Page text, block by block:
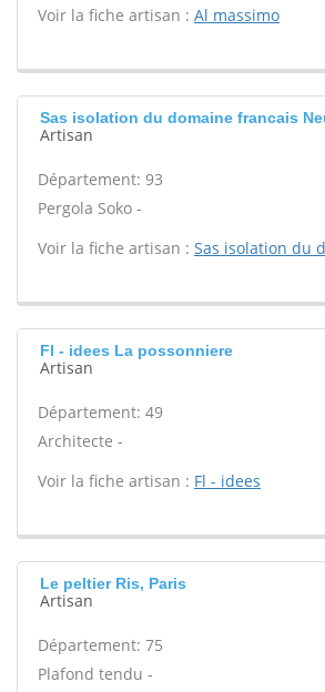
Voir la fiche artisan : Al massimo
Sas isolation du domaine francais
Artisan
Département: 93
Pergola Soko -
Voir la fiche artisan : Sas isolation du
Fl - idees La possonniere
Artisan
Département: 49
Architecte -
Voir la fiche artisan : Fl - idees
Le peltier Ris, Paris
Artisan
Département: 75
Plafond tendu -